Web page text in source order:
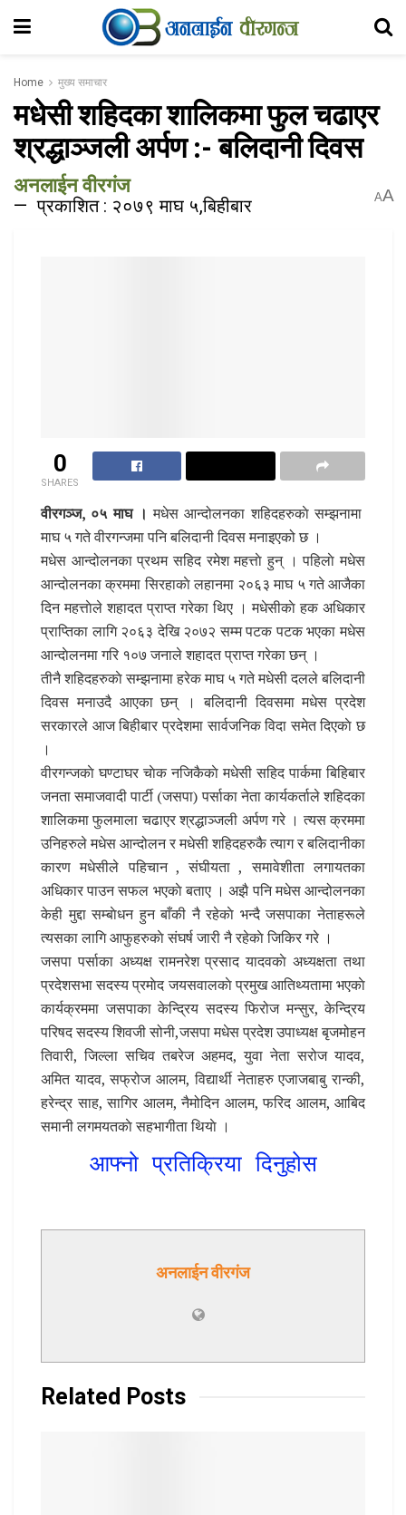
Home मुख्य समाचार
मधेसी शहिदका शालिकमा फुल चढाएर
श्रद्धाञ्जली अर्पण :- बलिदानी दिवस
अनलाईन वीरगंज
प्रकाशित : २०७९ माघ ५,बिहीबार AA
0
SHARES
वीरगञ्ज, ०५ माघ । मधेस आन्दोलनका शहिदहरुकाे सम्झनामा
माघ ५ गते वीरगन्जमा पनि बलिदानी दिवस मनाइएको छ ।
मधेस आन्दोलनका प्रथम सहिद रमेश महत्ताे हुन् । पहिलाे मधेस
आन्दोलनका क्रममा सिरहाकाे लहानमा २०६३ माघ ५ गते आजैका
दिन महत्ताेले शहादत प्राप्त गरेका थिए । मधेसीकाे हक अधिकार
प्राप्तिका लागि २०६३ देखि २०७२ सम्म पटक पटक भएका मधेस
आन्दाेलनमा गरि १०७ जनाले शहादत प्राप्त गरेका छन् ।
तीनै शहिदहरुकाे सम्झनामा हरेक माघ ५ गते मधेसी दलले बलिदानी
दिवस मनाउदै आएका छन् । बलिदानी दिवसमा मधेस प्रदेश
सरकारले आज बिहीबार प्रदेशमा सार्वजनिक विदा समेत दिएकाे छ
।
वीरगन्जकाे घण्टाघर चाेक नजिकैकाे मधेसी सहिद पार्कमा बिहिबार
जनता समाजवादी पार्टी (जसपा) पर्साका नेता कार्यकर्ताले शहिदका
शालिकमा फुलमाला चढाएर श्रद्धाञ्जली अर्पण गरे । त्यस क्रममा
उनिहरुले मधेस आन्दोलन र मधेसी शहिदहरुकै त्याग र बलिदानीका
कारण मधेसीले पहिचान , संघीयता , समावेशीता लगायतका
अधिकार पाउन सफल भएकाे बताए । अझै पनि मधेस आन्दोलनका
केही मुद्दा सम्बाेधन हुन बाँकी नै रहेकाे भन्दै जसपाका नेताहरूले
त्यसका लागि आफुहरुकाे संघर्ष जारी नै रहेकाे जिकिर गरे ।
जसपा पर्साका अध्यक्ष रामनरेश प्रसाद यादवकाे अध्यक्षता तथा
प्रदेशसभा सदस्य प्रमाेद जयसवालकाे प्रमुख आतिथ्यतामा भएकाे
कार्यक्रममा जसपाका केन्द्रिय सदस्य फिरोज मन्सुर, केन्द्रिय
परिषद सदस्य शिवजी सोनी,जसपा मधेस प्रदेश उपाध्यक्ष बृजमोहन
तिवारी, जिल्ला सचिव तबरेज अहमद, युवा नेता सरोज यादव,
अमित यादव, सफ्रोज आलम, विद्यार्थी नेताहरु एजाजबाबु रान्की,
हरेन्द्र साह, सागिर आलम, नैमोदिन आलम, फरिद आलम, आबिद
समानी लगमयतकाे सहभागीता थियाे ।
आफ्नो प्रतिक्रिया दिनुहोस
अनलाईन वीरगंज
Related Posts